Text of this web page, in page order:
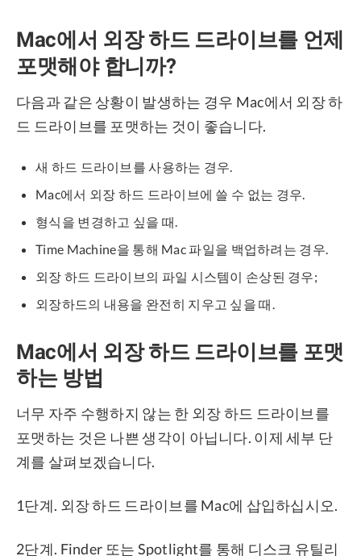
Mac에서 외장 하드 드라이브를 언제
포맷해야 합니까?
다음과 같은 상황이 발생하는 경우 Mac에서 외장 하
드 드라이브를 포맷하는 것이 좋습니다.
새 하드 드라이브를 사용하는 경우.
Mac에서 외장 하드 드라이브에 쓸 수 없는 경우.
형식을 변경하고 싶을 때.
Time Machine을 통해 Mac 파일을 백업하려는 경우.
외장 하드 드라이브의 파일 시스템이 손상된 경우;
외장하드의 내용을 완전히 지우고 싶을 때.
Mac에서 외장 하드 드라이브를 포맷
하는 방법
너무 자주 수행하지 않는 한 외장 하드 드라이브를
포맷하는 것은 나쁜 생각이 아닙니다. 이제 세부 단
계를 살펴보겠습니다.
1단계. 외장 하드 드라이브를 Mac에 삽입하십시오.
2단계. Finder 또는 Spotlight를 통해 디스크 유틸리